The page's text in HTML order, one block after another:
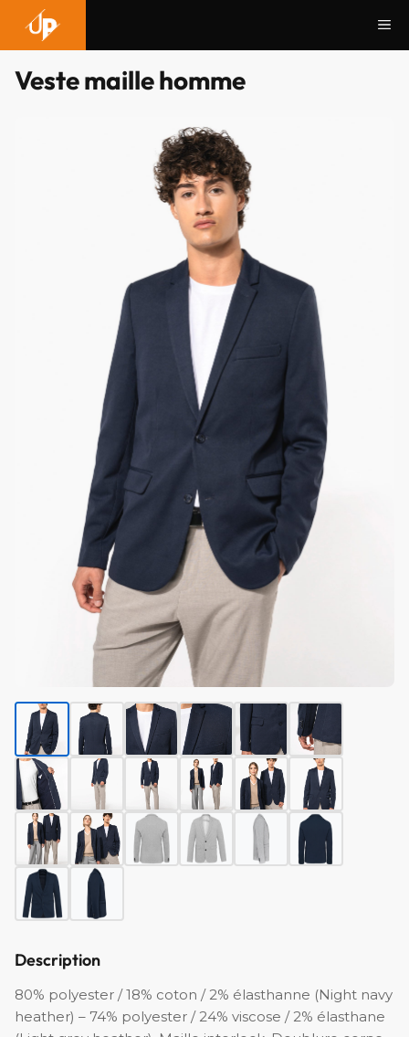
contenu
Veste maille homme
Description
80% polyester / 18% coton / 2% élasthanne (Night navy
heather) – 74% polyester / 24% viscose / 2% élasthane